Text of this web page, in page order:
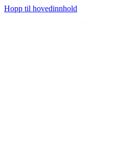
Hopp til hovedinnhold